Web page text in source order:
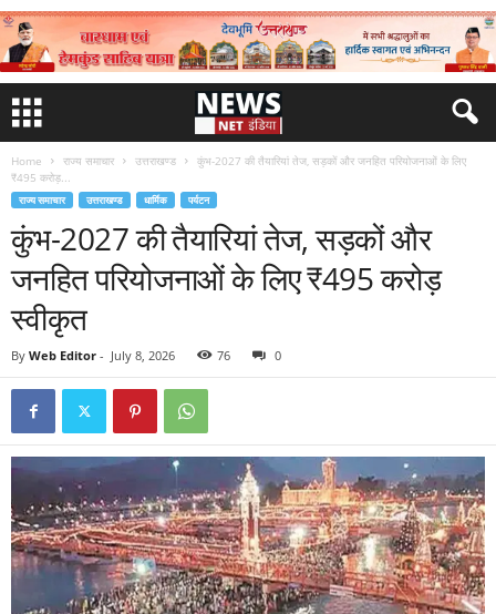
Home राज्य समाचार उत्तराखण्ड
कुंभ-2027 की तैयारियां तेज, सड़कों और जनहित परियोजनाओं के लिए
₹495 करोड़...
राज्य समाचार उत्तराखण्ड धार्मिक पर्यटन
कुंभ-2027 की तैयारियां तेज, सड़कों और
जनहित परियोजनाओं के लिए ₹495 करोड़
स्वीकृत
By Web Editor - July 8, 2026 76 0